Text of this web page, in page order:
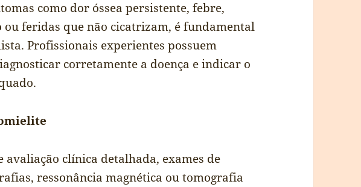
como dor óssea persistente, febre,
feridas que não cicatrizam, é fundamental
Profissionais experientes possuem
corretamente a doença e indicar o
avaliação clínica detalhada, exames de
ressonância magnética ou tomografia